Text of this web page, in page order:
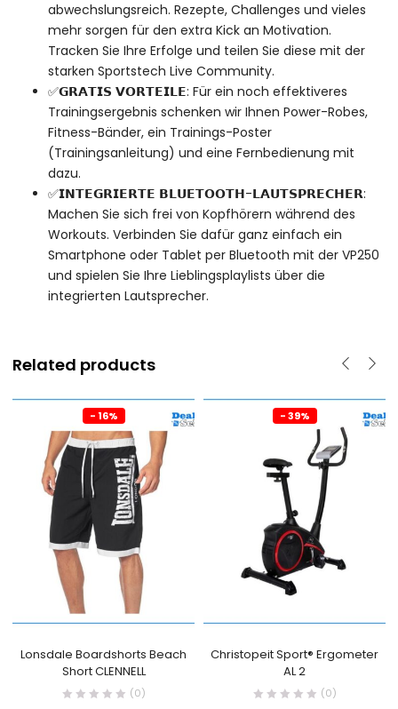
abwechslungsreich. Rezepte, Challenges und vieles
mehr sorgen für den extra Kick an Motivation.
Tracken Sie Ihre Erfolge und teilen Sie diese mit der
starken Sportstech Live Community.
✅𝗚𝗥𝗔𝗧𝗜𝗦 𝗩𝗢𝗥𝗧𝗘𝗜𝗟𝗘: Für ein noch effektiveres
Trainingsergebnis schenken wir Ihnen Power-Robes,
Fitness-Bänder, ein Trainings-Poster
(Trainingsanleitung) und eine Fernbedienung mit
dazu.
✅𝗜𝗡𝗧𝗘𝗚𝗥𝗜𝗘𝗥𝗧𝗘 𝗕𝗟𝗨𝗘𝗧𝗢𝗢𝗧𝗛-𝗟𝗔𝗨𝗧𝗦𝗣𝗥𝗘𝗖𝗛𝗘𝗥:
Machen Sie sich frei von Kopfhörern während des
Workouts. Verbinden Sie dafür ganz einfach ein
Smartphone oder Tablet per Bluetooth mit der VP250
und spielen Sie Ihre Lieblingsplaylists über die
integrierten Lautsprecher.
Related products
- 16%
Lonsdale Boardshorts Beach
Short CLENNELL
(0)
- 39%
Christopeit Sport® Ergometer
AL 2
(0)